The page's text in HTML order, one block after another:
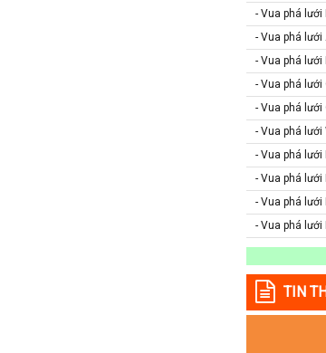
- Vua phá lưới
- Vua phá
- Vua phá lưới
- Vua phá
- Vua phá
- Vua phá
- Vua phá lưới
- Vua phá lưới
- Vua phá lưới
- Vua phá lưới
TIN